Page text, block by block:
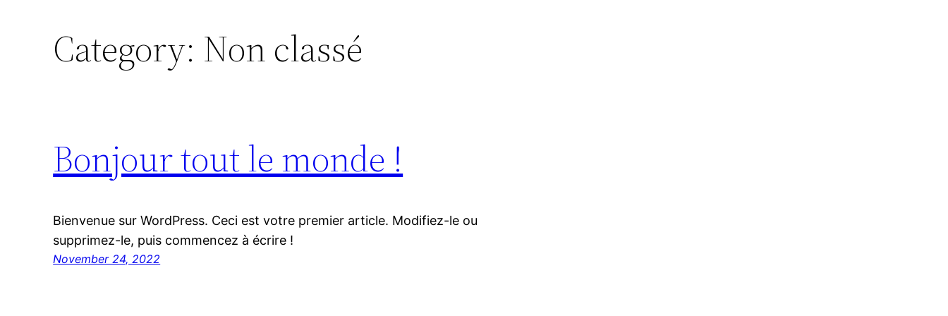
Category: Non classé
Bonjour tout le monde !
Bienvenue sur WordPress. Ceci est votre premier article. Modifiez-le ou
supprimez-le, puis commencez à écrire !
November 24, 2022